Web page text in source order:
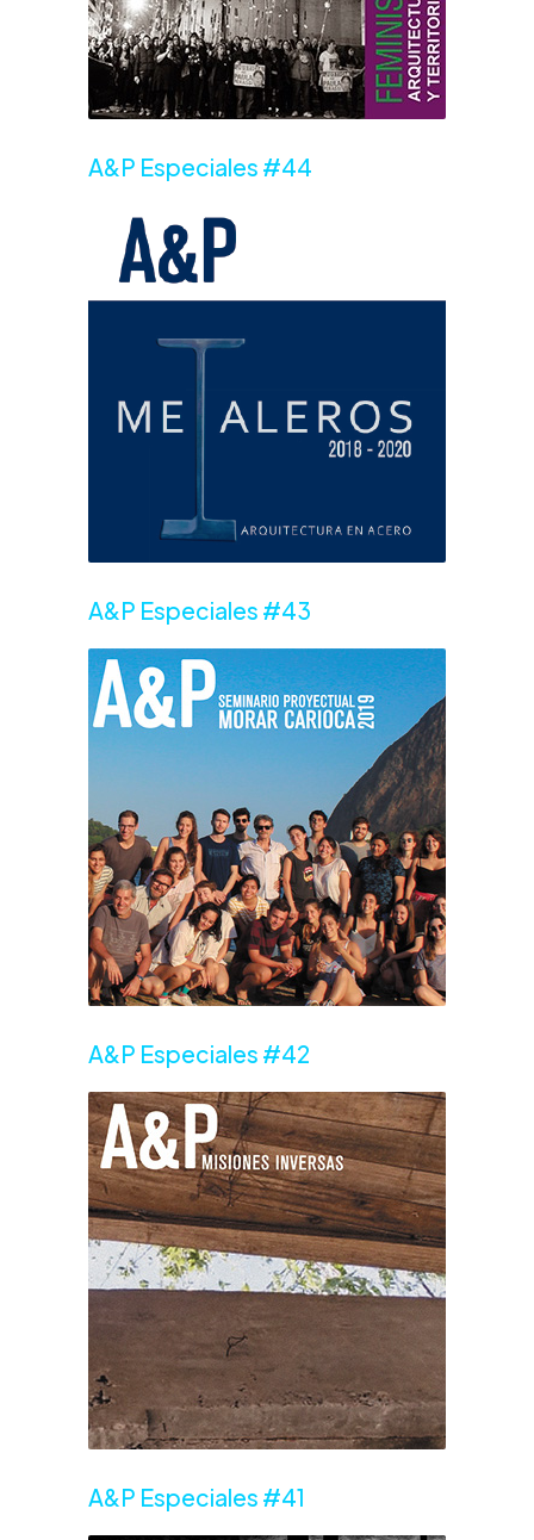
A&P Especiales #44
A&P Especiales #43
A&P Especiales #42
A&P Especiales #41